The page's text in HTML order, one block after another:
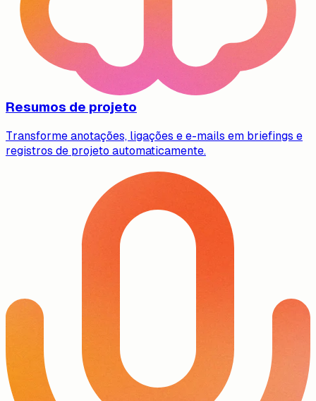
Resumos de projeto
Transforme anotações, ligações e e-mails em briefings e
registros de projeto automaticamente.